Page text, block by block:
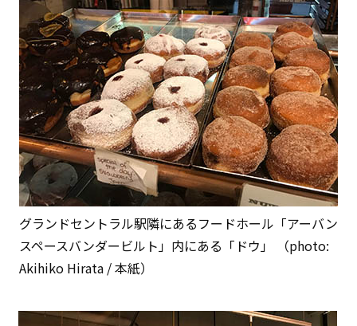
グランドセントラル駅隣にあるフードホール「アーバン
スペースバンダービルト」内にある「ドウ」 （photo:
Akihiko Hirata / 本紙）